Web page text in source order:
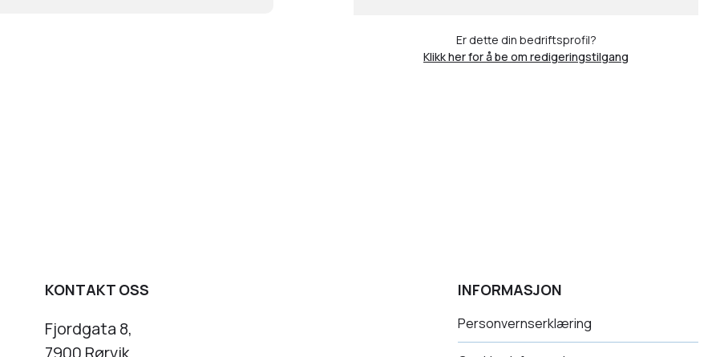
Er dette din bedriftsprofil?
Klikk her for å be om redigeringstilgang
KONTAKT OSS
Fjordgata 8,
7900 Rørvik
INFORMASJON
Personvernserklæring